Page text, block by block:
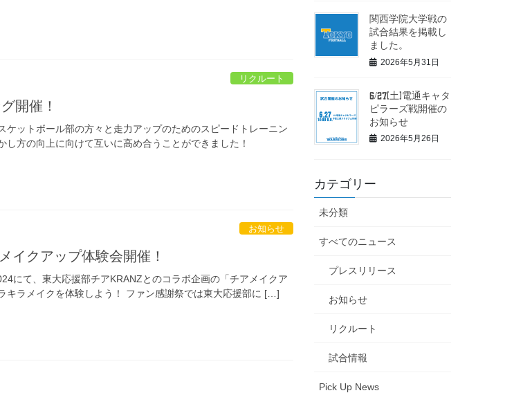
リクルート
開催！
ットボール部の方々と走力アップのためのスピードトレーニン
方の向上に向けて互いに高め合うことができました！
お知らせ
イクアップ体験会開催！
にて、東大応援部チアKRANZとのコラボ企画の「チアメイクア
キラメイクを体験しよう！ ファン感謝祭では東大応援部に […]
関西学院大学戦の
試合結果を掲載し
ました。
2026年5月31日
6/27(土)電通キャタ
ピラーズ戦開催の
お知らせ
2026年5月26日
カテゴリー
未分類
すべてのニュース
プレスリリース
お知らせ
リクルート
試合情報
Pick Up News